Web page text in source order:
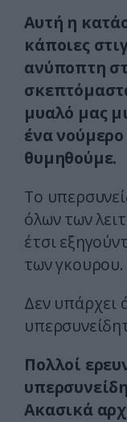
Αυτή η
κάποιες
ανύποπτη
μυαλό μας
ένα
θυμηθούμε.
Το
όλων των
έτσι
των γκουρου.
Δεν υπάρχει
Πολλοί
Ακασικά